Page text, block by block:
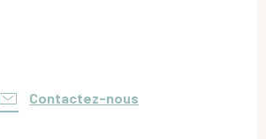
Contactez-nous